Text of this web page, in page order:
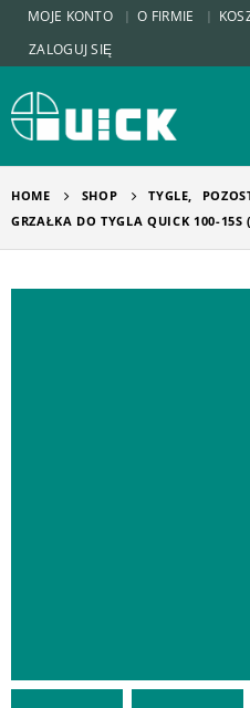
MOJE KONTO O FIRMIE
ZALOGUJ SIĘ
HOME SHOP TYGLE,
GRZAŁKA DO TYGLA QUICK 100-15S